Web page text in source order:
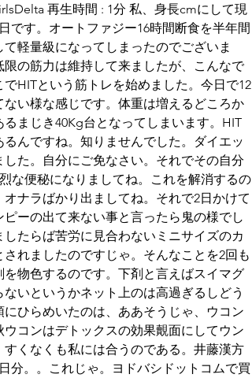
再生時間 : 1分 私、身長cmにして現
です。オートファジー16時間断食を半年間
軽量級になってしまったのでございま
の筋力は維持して来ましたが、こんなで
HITという筋トレを始めました。今日で12
い様な感じです。体重は増えるどころか
まじき40Kg台となってしまいます。HIT
んですね。知りませんでした。ダイエッ
た。自分にご免なさい。それでその自分
な便秘になりましてね。これを解消するの
ナラばかり出ましてね。それで2日かけて
ーの出て来ない事と言ったら鬼の様でし
たらば苦労に見合わないミニサイズのカ
れましたのですじゃ。そんなことを2回も
物色するのです。下剤と言えばスイマグ
いというかネット上のは高過ぎるしどう
ひらめいたのは、ああそうじゃ、ウコン
コンはデトックスの効果覿面にしてウン
くなくも私には合うのである。井藤漢方
分。。これじゃ。ヨドバシドットコムで買